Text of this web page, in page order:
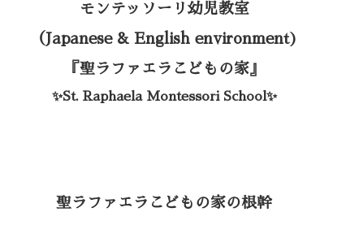
モンテッソーリ幼児教室
（Japanese & English environment)
『聖ラファエラ こどもの家』
✨St. Raphaela Montessori School✨
聖ラファエラこどもの家の根幹